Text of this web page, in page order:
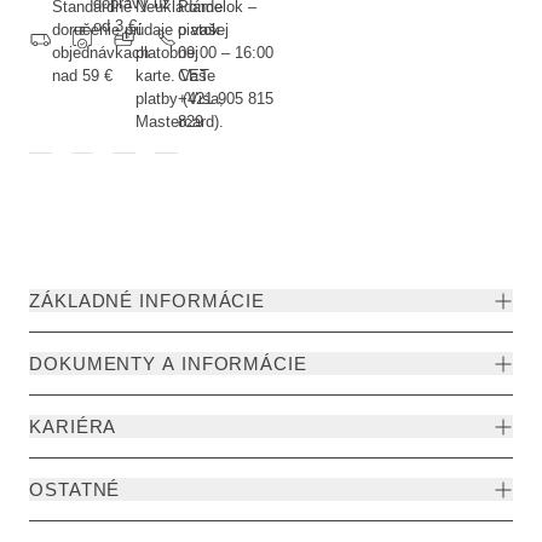
Štandardné
doručenie pri
objednávkach
nad 59 €
od 3 €
Neukladáme
údaje o vašej
platobnej
karte. Vaše
platby (Visa,
Mastercard).
Pondelok –
piatok
09:00 – 16:00
CET
+421 905 815
829
ZÁKLADNÉ INFORMÁCIE
DOKUMENTY A INFORMÁCIE
KARIÉRA
OSTATNÉ